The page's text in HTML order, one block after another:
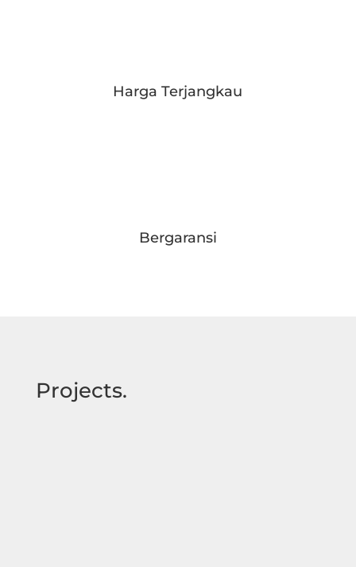
Harga Terjangkau
Bergaransi
Projects.